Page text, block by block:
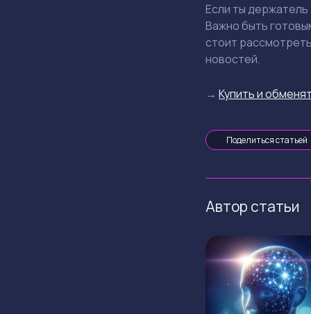
Если ты
Важно быть
стоит
новостей.
→ Купить и
Поделиться статьей
Автор статьи